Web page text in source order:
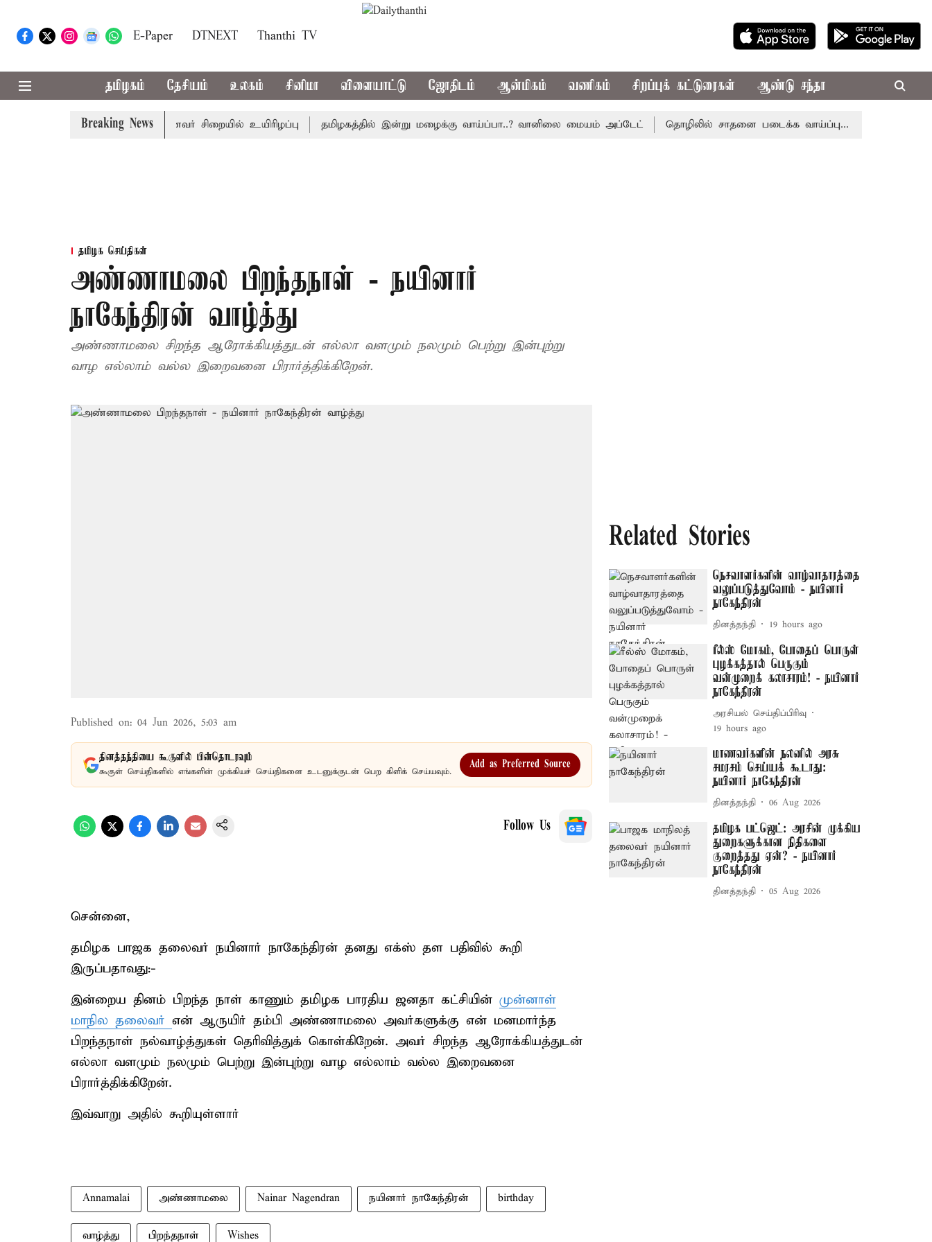
E-Paper DTNEXT Thanthi TV
தமிழகம் தேசியம் உலகம் சினிமா விளையாட்டு ஜோதிடம் ஆன்மிகம் வணிகம் சிறப்புக் கட்டுரைகள் ஆண்டு சந்தா
Breaking News
கோவில் நில மோசடி: கைதானவர் சிறையில் உயிரிழப்பு தமிழகத்தில் இன்று மழைக்கு வாய்ப்பா..? வானிலை மையம் அப்டேட் தொழிலில் சாதனை படைக்க வாய்ப்பு... இன்றைய ராசிபலன்
தமிழக செய்திகள்
அண்ணாமலை பிறந்தநாள் - நயினார்
நாகேந்திரன் வாழ்த்து
அண்ணாமலை சிறந்த ஆரோக்கியத்துடன் எல்லா வளமும் நலமும் பெற்று இன்புற்று
வாழ எல்லாம் வல்ல இறைவனை பிரார்த்திக்கிறேன்.
Published on: 04 Jun 2026, 5:03 am
தினத்தந்தியை கூகுளில் பின்தொடரவும்
கூகுள் செய்திகளில் எங்களின் முக்கியச் செய்திகளை உடனுக்குடன் பெற கிளிக் செய்யவும்.
Add as Preferred Source
Follow Us
சென்னை,
தமிழக பாஜக தலைவர் நயினார் நாகேந்திரன் தனது எக்ஸ் தள பதிவில் கூறி
இருப்பதாவது:-
இன்றைய தினம் பிறந்த நாள் காணும் தமிழக பாரதிய ஜனதா கட்சியின் முன்னாள்
மாநில தலைவர் என் ஆருயிர் தம்பி அண்ணாமலை அவர்களுக்கு என் மனமார்ந்த
பிறந்தநாள் நல்வாழ்த்துகள் தெரிவித்துக் கொள்கிறேன். அவர் சிறந்த ஆரோக்கியத்துடன்
எல்லா வளமும் நலமும் பெற்று இன்புற்று வாழ எல்லாம் வல்ல இறைவனை
பிரார்த்திக்கிறேன்.
இவ்வாறு அதில் கூறியுள்ளார்
Annamalai அண்ணாமலை Nainar Nagendran நயினார் நாகேந்திரன் birthday
வாழ்த்து பிறந்தநாள் Wishes
Related Stories
நெசவாளர்களின் வாழ்வாதாரத்தை
வலுப்படுத்துவோம் - நயினார்
நாகேந்திரன்
தினத்தந்தி 19 hours ago
ரீல்ஸ் மோகம், போதைப் பொருள்
புழக்கத்தால் பெருகும்
வன்முறைக் கலாசாரம்! - நயினார்
நாகேந்திரன்
அரசியல் செய்திப்பிரிவு
19 hours ago
மாணவர்களின் நலனில் அரசு
சமரசம் செய்யக் கூடாது:
நயினார் நாகேந்திரன்
தினத்தந்தி 06 Aug 2026
தமிழக பட்ஜெட்: அரசின் முக்கிய
துறைகளுக்கான நிதிகளை
குறைத்தது ஏன்? - நயினார்
நாகேந்திரன்
தினத்தந்தி 05 Aug 2026